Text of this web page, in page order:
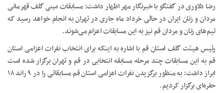
رضا دلاوری در گفتگو با خبرنگار مهر اظهار داشت: مسابقاتمینیگلف قهرمانی
مردان و زنان ایران در حالی خرداد ماه جاری در تهران به انجام خواهد رسید که
تیم‌های زنان و مردان قم نیز به این مسابقات اعزام می‌شوند.
رئیس هیئت گلف استان قم با اشاره به اینکه برای انتخاب نفرات اعزامی استان
قم به این مسابقات چند مرحله مسابقه انتخابی در قم و تهران برگزار شده است
ابراز داشت: به منظور برگزیدن نفرات اعزامی استان قم مسابقاتی را در ۹ راند ۱۸
حفره‌ای برگزار کردیم.